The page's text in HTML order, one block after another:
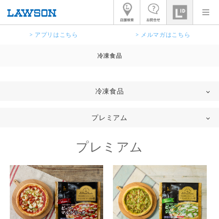
> アプリはこちら > メルマガはこちら
冷凍食品
冷凍食品
プレミアム
プレミアム